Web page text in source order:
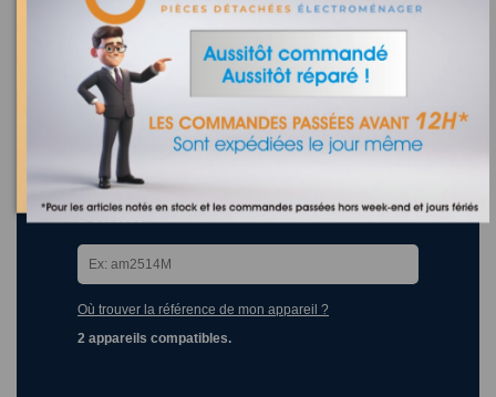
midi-pieces-menager.fr le spécialiste de la pièce détachée
électromenager et accessoire depuis 1965
réparateur agréé sud de la france pour CASINO - CARREFOUR -
CONFORAMA - HYPER U - BUT - BOULANGER - LEROY MERLIN -
CASTORAMA- CONNEXION- ELECTRODEPOT - LECLERC ...
MS-623697 - couvercle aeroccino cafetiere expresso
nespresso citiz & milk XN7 krups
Recherchez la référence de votre appareil dans la liste
Où trouver la référence de mon appareil ?
2 appareils compatibles.